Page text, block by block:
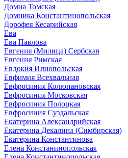
Домна Томская
Домника Константинопольская
Дорофея Кесарийская
Ева
Ева Павлова
Евгения (Милица) Сербская
Евгения Римская
Евдокия Илиопольская
Евфимия Всехвальная
Евфросиния Колюпановская
Евфросиния Московская
Евфросиния Полоцкая
Евфросиния Суздальская
Екатерина Александрийская
Екатерина Декалина (Симбирская)
Екатерина Константинова
Елена Констанинопольская